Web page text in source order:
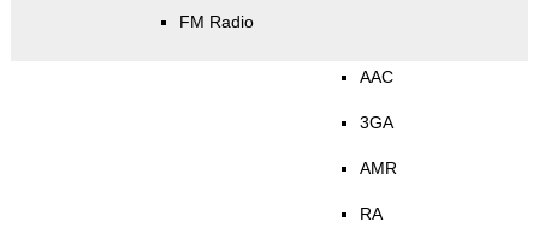
FM Radio
AAC
3GA
AMR
RA